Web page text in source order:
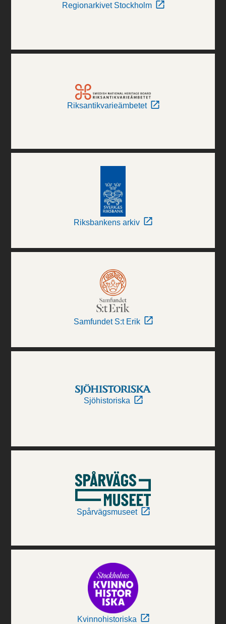
Regionarkivet Stockholm
Riksantikvarieämbetet
Riksbankens arkiv
Samfundet S:t Erik
Sjöhistoriska
Spårvägsmuseet
Kvinnohistoriska